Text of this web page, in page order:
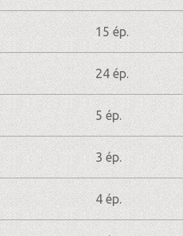
15 ép.
24 ép.
5 ép.
3 ép.
4 ép.